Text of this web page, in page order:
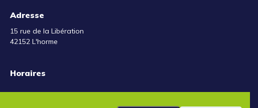
Adresse
15 rue de la Libération
42152 L'horme
Horaires